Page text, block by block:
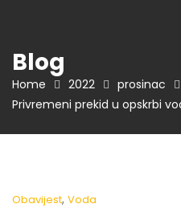
Blog
Home 2022 prosinac
Privremeni prekid u opskrbi
Obavijest, Voda